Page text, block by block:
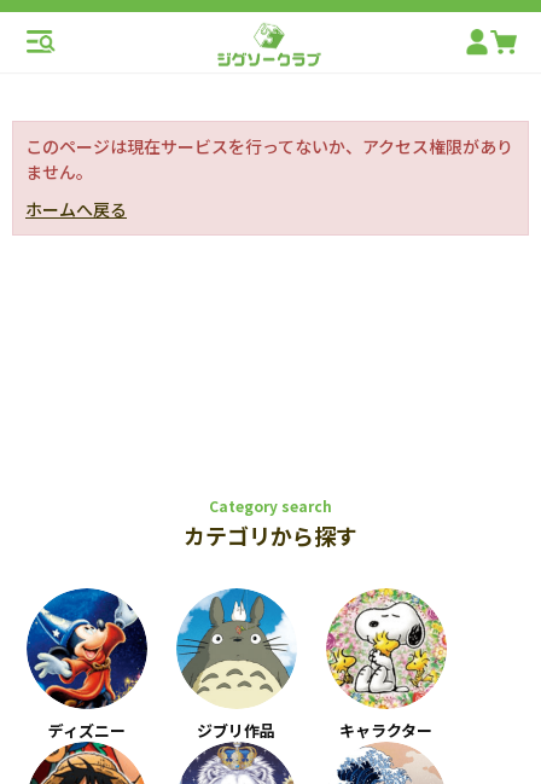
このページは現在サービスを行ってないか、アクセス権限があり
ません。
ホームへ戻る
Category search
カテゴリから探す
ディズニー ジブリ作品 キャラクター